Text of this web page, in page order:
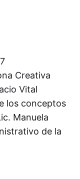
Creativa
Vital
los conceptos
Manuela
de la